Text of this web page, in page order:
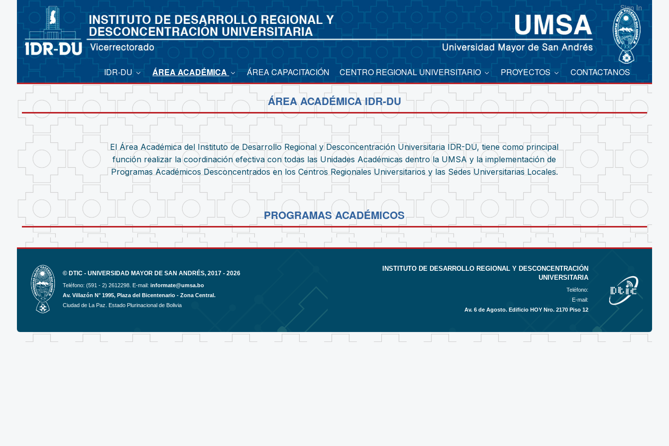
Sign In
IDR-DU ÁREA ACADÉMICA ÁREA CAPACITACIÓN CENTRO REGIONAL UNIVERSITARIO PROYECTOS CONTACTANOS
ÁREA ACADÉMICA IDR-DU
El Área Académica del Instituto de Desarrollo Regional y Desconcentración Universitaria IDR-DU, tiene como principal
función realizar la coordinación efectiva con todas las Unidades Académicas dentro la UMSA y la implementación de
Programas Académicos Desconcentrados en los Centros Regionales Universitarios y las Sedes Universitarias Locales.
PROGRAMAS ACADÉMICOS
© DTIC - UNIVERSIDAD MAYOR DE SAN ANDRÉS, 2017 - 2026
Teléfono: (591 - 2) 2612298. E-mail:informate@umsa.bo
Av. Villazón N° 1995, Plaza del Bicentenario - Zona Central.
Ciudad de La Paz. Estado Plurinacional de Bolivia
INSTITUTO DE DESARROLLO REGIONAL Y DESCONCENTRACIÓN
UNIVERSITARIA
Teléfono:
E-mail:
Av. 6 de Agosto. Edificio HOY Nro. 2170 Piso 12